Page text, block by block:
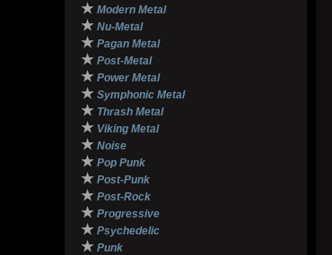
★ Modern Metal
★ Nu-Metal
★ Pagan Metal
★ Post-Metal
★ Power Metal
★ Symphonic Metal
★ Thrash Metal
★ Viking Metal
★ Noise
★ Pop Punk
★ Post-Punk
★ Post-Rock
★ Progressive
★ Psychedelic
★ Punk